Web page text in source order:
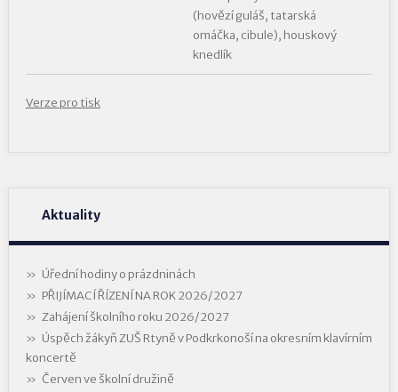
(hovězí guláš, tatarská
omáčka, cibule), houskový
knedlík
Verze pro tisk
Aktuality
Úřední hodiny o prázdninách
PŘIJÍMACÍ ŘÍZENÍ NA ROK 2026/2027
Zahájení školního roku 2026/2027
Úspěch žákyň ZUŠ Rtyně v Podkrkonoší na okresním klavírním
koncertě
Červen ve školní družině